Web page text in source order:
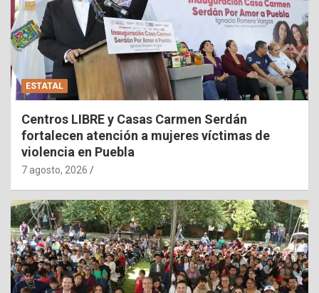
ESTATAL
Centros LIBRE y Casas Carmen Serdán
fortalecen atención a mujeres víctimas de
violencia en Puebla
7 agosto, 2026